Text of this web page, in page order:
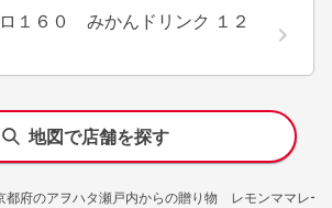
都府のアヲハタ瀬戸内からの贈り物 レモンママレー
１６０ みかんドリンク １２
地図で店舗を探す